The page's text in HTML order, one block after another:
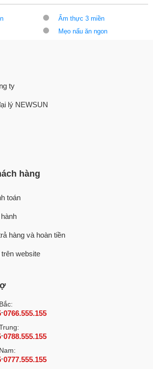
Ẩm thực 3 miền
Mẹo nấu ăn ngon
ty
lý NEWSUN
hàng
toán
hàng và hoàn tiền
website
-0766.555.155
-0788.555.155
-0777.555.155